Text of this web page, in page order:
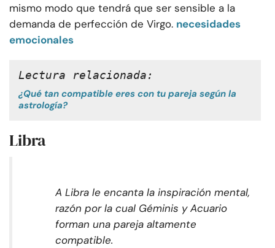
mismo modo que tendrá que ser sensible a la
demanda de perfección de Virgo. necesidades
emocionales
Lectura relacionada:
¿Qué tan compatible eres con tu pareja según la
astrología?
Libra
A Libra le encanta la inspiración mental,
razón por la cual Géminis y Acuario
forman una pareja altamente
compatible.